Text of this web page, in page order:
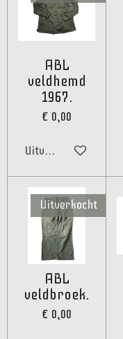
ABL
veldhemd
1967.
€ 0,00
Uitverkocht
Uitverkocht
ABL
veldbroek.
€ 0,00